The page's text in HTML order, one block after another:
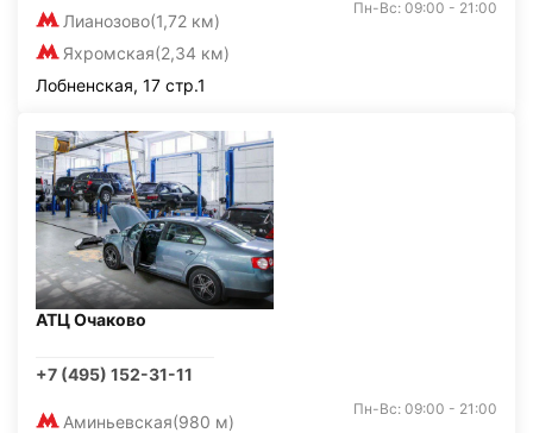
Лианозово(1,72 км)
Яхромская(2,34 км)
Пн-Вс: 09:00 - 21:00
Лобненская, 17 стр.1
АТЦ Очаково
+7 (495) 152-31-11
Аминьевская(980 м)
Пн-Вс: 09:00 - 21:00